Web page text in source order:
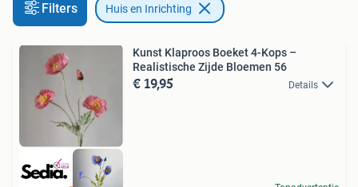
Filters Huis en Inrichting
Kunst Klaproos Boeket 4-Kops –
Realistische Zijde Bloemen 56
€ 19,95 Details